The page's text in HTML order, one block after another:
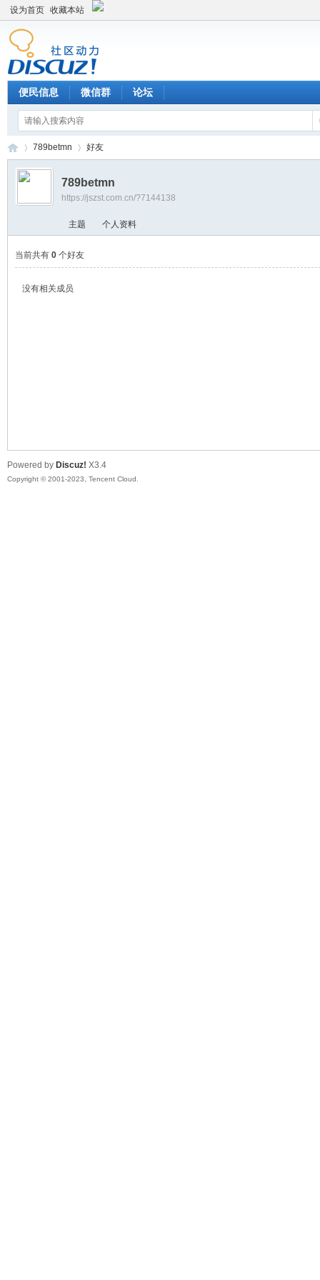
设为首页 收藏本站
便民信息 微信群 论坛
›
789betmn 好友
789betmn
https://jszst.com.cn/?7144138
主题 个人资料
当前共有 0个好友
没有相关成员
Powered by Discuz! X3.4
Copyright © 2001-2023, Tencent Cloud.